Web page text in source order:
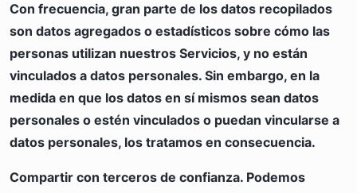
Con frecuencia, gran parte de los datos recopilados
son datos agregados o estadísticos sobre cómo las
personas utilizan nuestros Servicios, y no están
vinculados a datos personales. Sin embargo, en la
medida en que los datos en sí mismos sean datos
personales o estén vinculados o puedan vincularse a
datos personales, los tratamos en consecuencia.
Compartir con terceros de confianza. Podemos